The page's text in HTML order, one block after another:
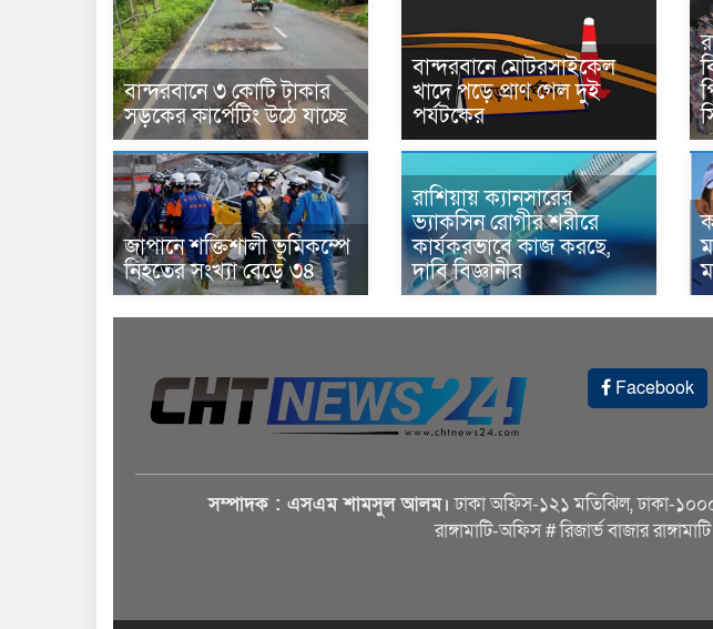
বান্দরবানে ৩ কোটি টাকার
সড়কের কার্পেটিং উঠে যাচ্ছে
বান্দরবানে মোটরসাইকেল
খাদে পড়ে প্রাণ গেল দুই
পর্যটকের
জাপানে শক্তিশালী ভূমিকম্পে
নিহতের সংখ্যা বেড়ে ৩৪
রাশিয়ায় ক্যানসারের
ভ্যাকসিন রোগীর শরীরে
কার্যকরভাবে কাজ করছে,
দাবি বিজ্ঞানীর
Facebook
সম্পাদক : এসএম শামসুল আলম। ঢাকা অফিস-১২১ মতিঝিল, ঢাকা-
রাঙ্গামাটি-অফিস # রিজার্ভ বাজার